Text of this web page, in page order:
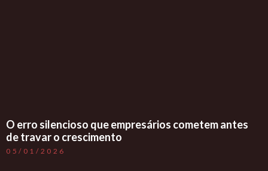
O erro silencioso que empresários cometem antes
de travar o crescimento
05/01/2026